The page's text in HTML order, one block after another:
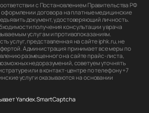
с Постановлением Правительства РФ
оформлении договора на платные медицинские
документ, удостоверяющий личность.
получения консультации у врача
услугам и противопоказаниям.
услуг, представленная на сайте iphk.ru, не
Администрация принимает все меры по
размещенного на сайте прайс-листа,
недоразумений, советуем уточнять
или в контакт-центре по телефону +7
услуги оказываются на основании
Yandex.SmartCaptcha